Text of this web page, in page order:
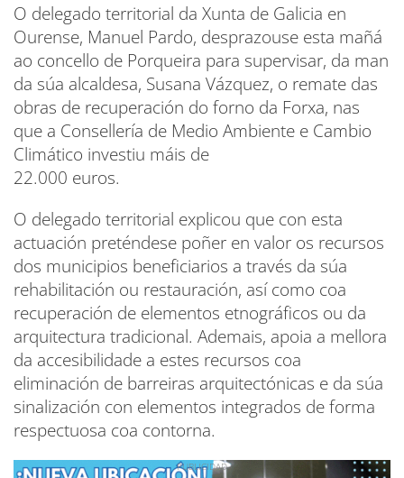
O delegado territorial da Xunta de Galicia en
Ourense, Manuel Pardo, desprazouse esta mañá
ao concello de Porqueira para supervisar, da man
da súa alcaldesa, Susana Vázquez, o remate das
obras de recuperación do forno da Forxa, nas
que a Consellería de Medio Ambiente e Cambio
Climático investiu máis de
22.000 euros.
O delegado territorial explicou que con esta
actuación preténdese poñer en valor os recursos
dos municipios beneficiarios a través da súa
rehabilitación ou restauración, así como coa
recuperación de elementos etnográficos ou da
arquitectura tradicional. Ademais, apoia a mellora
da accesibilidade a estes recursos coa
eliminación de barreiras arquitectónicas e da súa
sinalización con elementos integrados de forma
respectuosa coa contorna.